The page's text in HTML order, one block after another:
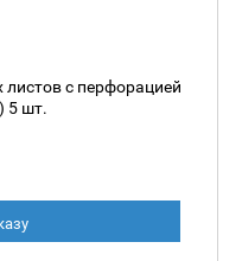
с перфорацией
5 шт.